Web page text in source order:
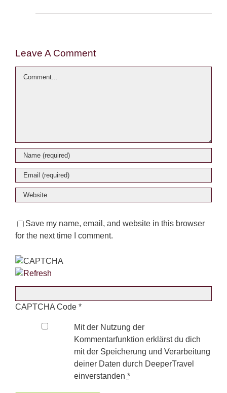
Leave A Comment
Save my name, email, and website in this browser
for the next time I comment.
CAPTCHA Code *
Mit der Nutzung der
Kommentarfunktion erklärst du dich
mit der Speicherung und Verarbeitung
deiner Daten durch DeeperTravel
einverstanden *